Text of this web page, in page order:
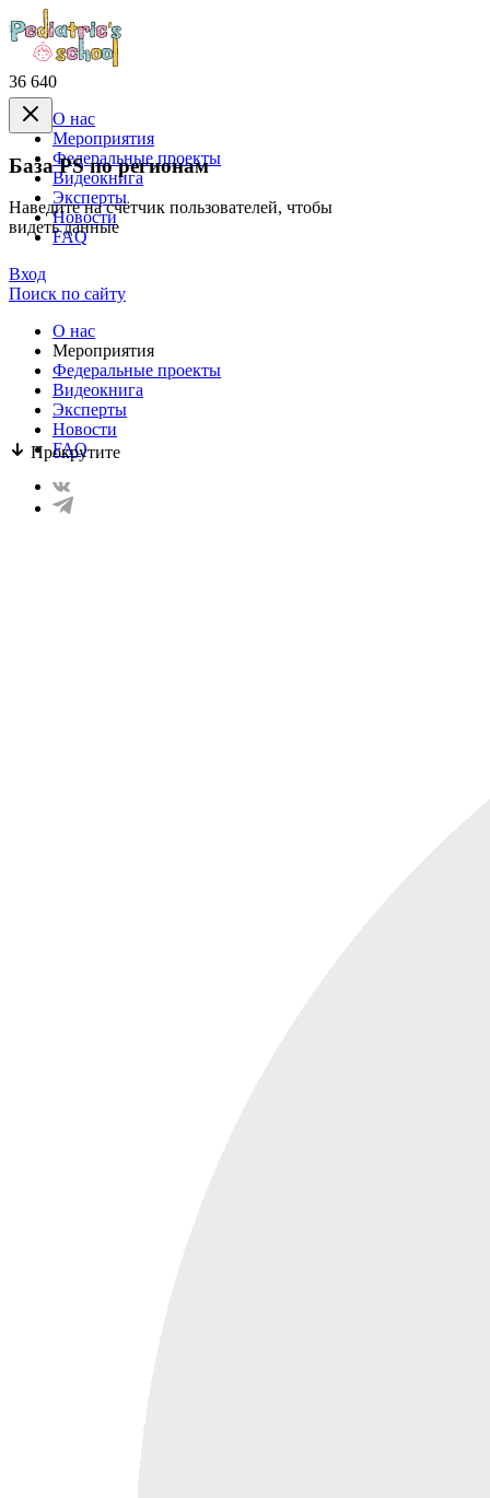
36 640
База PS по регионам
Наведите на счётчик пользователей, чтобы
видеть данные
Прокрутите
О нас
Mероприятия
Федеральные проекты
Видеокнига
Эксперты
Новости
FAQ
Вход
Поиск по сайту
О нас
Mероприятия
Федеральные проекты
Видеокнига
Эксперты
Новости
FAQ